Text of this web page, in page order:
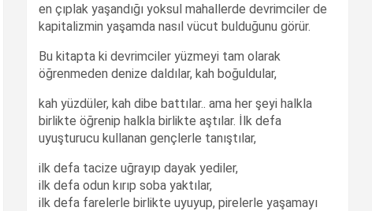
en çıplak yaşandığı yoksul mahallerde devrimciler de
kapitalizmin yaşamda nasıl vücut bulduğunu görür.
Bu kitapta ki devrimciler yüzmeyi tam olarak
öğrenmeden denize daldılar, kah boğuldular,
kah yüzdüler, kah dibe battılar.. ama her şeyi halkla
birlikte öğrenip halkla birlikte aştılar. İlk defa
uyuşturucu kullanan gençlerle tanıştılar,
ilk defa tacize uğrayıp dayak yediler,
ilk defa odun kırıp soba yaktılar,
ilk defa farelerle birlikte uyuyup, pirelerle yaşamayı